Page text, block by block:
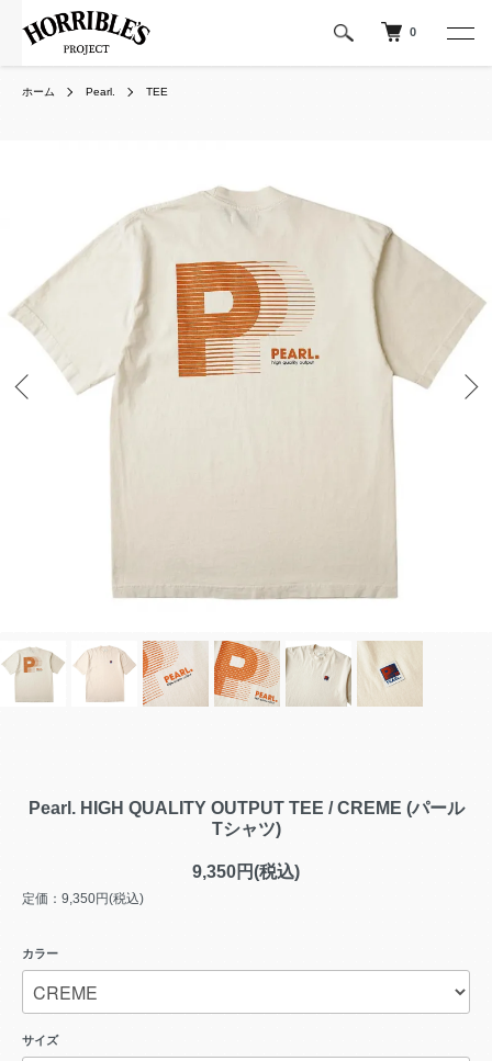
0
ホーム Pearl. TEE
Pearl. HIGH QUALITY OUTPUT TEE / CREME (パール
Tシャツ)
9,350円(税込)
定価：9,350円(税込)
カラー
サイズ